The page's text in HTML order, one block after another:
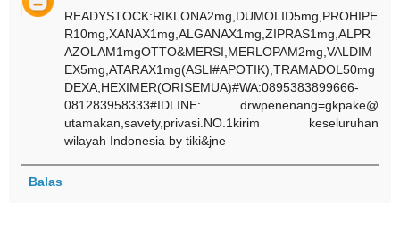
READYSTOCK:RIKLONA2mg,DUMOLID5mg,PROHIPE
R10mg,XANAX1mg,ALGANAX1mg,ZIPRAS1mg,ALPR
AZOLAM1mgOTTO&MERSI,MERLOPAM2mg,VALDIM
EX5mg,ATARAX1mg(ASLI#APOTIK),TRAMADOL50mg
DEXA,HEXIMER(ORISEMUA)#WA:0895383899666-
081283958333#IDLINE: drwpenenang=gkpake@
utamakan,savety,privasi.NO.1kirim keseluruhan
wilayah Indonesia by tiki&jne
Balas